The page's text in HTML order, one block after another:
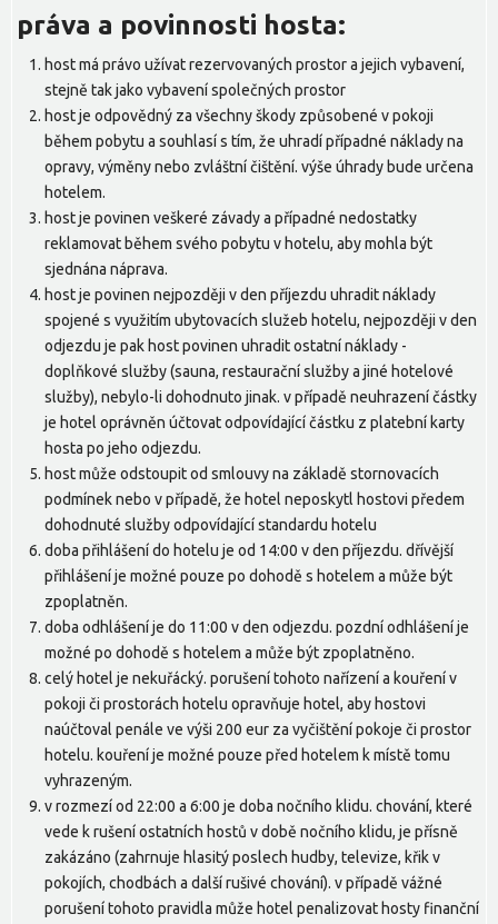
práva a povinnosti hosta:
host má právo užívat rezervovaných prostor a jejich vybavení,
stejně tak jako vybavení společných prostor
host je odpovědný za všechny škody způsobené v pokoji
během pobytu a souhlasí s tím, že uhradí případné náklady na
opravy, výměny nebo zvláštní čištění. výše úhrady bude určena
hotelem.
host je povinen veškeré závady a případné nedostatky
reklamovat během svého pobytu v hotelu, aby mohla být
sjednána náprava.
host je povinen nejpozději v den příjezdu uhradit náklady
spojené s využitím ubytovacích služeb hotelu, nejpozději v den
odjezdu je pak host povinen uhradit ostatní náklady -
doplňkové služby (sauna, restaurační služby a jiné hotelové
služby), nebylo-li dohodnuto jinak. v případě neuhrazení částky
je hotel oprávněn účtovat odpovídající částku z platební karty
hosta po jeho odjezdu.
host může odstoupit od smlouvy na základě stornovacích
podmínek nebo v případě, že hotel neposkytl hostovi předem
dohodnuté služby odpovídající standardu hotelu
doba přihlášení do hotelu je od 14:00 v den příjezdu. dřívější
přihlášení je možné pouze po dohodě s hotelem a může být
zpoplatněn.
doba odhlášení je do 11:00 v den odjezdu. pozdní odhlášení je
možné po dohodě s hotelem a může být zpoplatněno.
celý hotel je nekuřácký. porušení tohoto nařízení a kouření v
pokoji či prostorách hotelu opravňuje hotel, aby hostovi
naúčtoval penále ve výši 200 eur za vyčištění pokoje či prostor
hotelu. kouření je možné pouze před hotelem k místě tomu
vyhrazeným.
v rozmezí od 22:00 a 6:00 je doba nočního klidu. chování, které
vede k rušení ostatních hostů v době nočního klidu, je přísně
zakázáno (zahrnuje hlasitý poslech hudby, televize, křik v
pokojích, chodbách a další rušivé chování). v případě vážné
porušení tohoto pravidla může hotel penalizovat hosty finanční